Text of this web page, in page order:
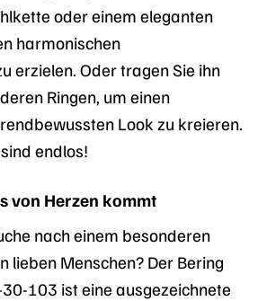
oder einem eleganten
harmonischen
erzielen. Oder tragen Sie ihn
Ringen, um einen
Look zu kreieren.
endlos!
von Herzen kommt
nach einem besonderen
lieben Menschen? Der Bering
103 ist eine ausgezeichnete